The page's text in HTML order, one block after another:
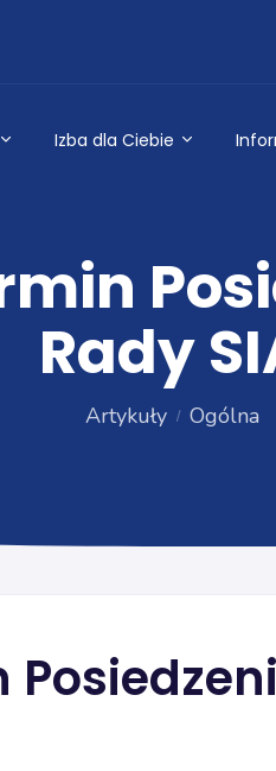
Izba dla Ciebie
Rady
Artykuły Ogólna